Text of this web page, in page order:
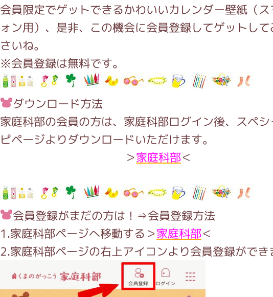
会員限定でゲットできるかわいいカレンダー壁紙（
ォン用）、是非、この機会に会員登録してゲットし
さいね。
※会員登録は無料です。
ダウンロード方法
家庭科部の会員の方は、家庭科部ログイン後、スペ
ピページよりダウンロードいただけます。
＞家庭科部＜
会員登録がまだの方は！⇒会員登録方法
1.家庭科部ページへ移動する＞家庭科部＜
2.家庭科部ページの右上アイコンより会員登録ができ
グッズインフォメーション
ミュージカル・コンサート
おたのしみコンテンツ(クイズ・AR・診断・占
くまのがっこう しょくいんしつ
くまのがっこう 家庭科部